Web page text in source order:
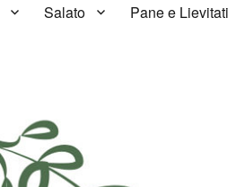
Salato Pane e Lievitati